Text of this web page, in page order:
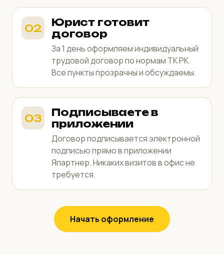
Юрист готовит
договор
За 1 день оформляем индивидуальный
трудовой договор по нормам ТК РК.
Все пункты прозрачны и обсуждаемы.
Подписываете в
приложении
Договор подписывается электронной
подписью прямо в приложении
Япартнер. Никаких визитов в офис не
требуется.
Начать оформление